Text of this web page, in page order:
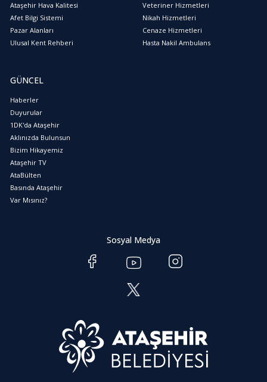
Ataşehir Hava Kalitesi
Afet Bilgi Sistemi
Pazar Alanları
Ulusal Kent Rehberi
Veteriner Hizmetleri
Nikah Hizmetleri
Cenaze Hizmetleri
Hasta Nakil Ambulans
GÜNCEL
Haberler
Duyurular
1DK'da Ataşehir
Aklınızda Bulunsun
Bizim Hikayemiz
Ataşehir TV
AtaBülten
Basında Ataşehir
Var Mısınız?
Sosyal Medya